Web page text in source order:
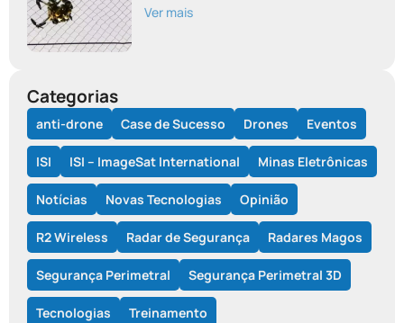
Ver mais
Categorias
anti-drone Case de Sucesso Drones Eventos
ISI ISI – ImageSat International Minas Eletrônicas
Notícias Novas Tecnologias Opinião
R2 Wireless Radar de Segurança Radares Magos
Segurança Perimetral Segurança Perimetral 3D
Tecnologias Treinamento